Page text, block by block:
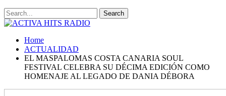
Home
ACTUALIDAD
EL MASPALOMAS COSTA CANARIA SOUL
FESTIVAL CELEBRA SU DÉCIMA EDICIÓN COMO
HOMENAJE AL LEGADO DE DANIA DÉBORA